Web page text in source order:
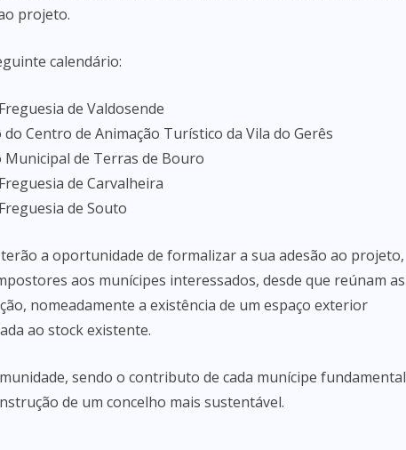
projeto.
calendário:
de Valdosende
Centro de Animação Turístico da Vila do Gerês
Municipal de Terras de Bouro
de Carvalheira
de Souto
a oportunidade de formalizar a sua adesão ao projeto,
aos munícipes interessados, desde que reúnam as
nomeadamente a existência de um espaço exterior
ao stock existente.
sendo o contributo de cada munícipe fundamental
de um concelho mais sustentável.